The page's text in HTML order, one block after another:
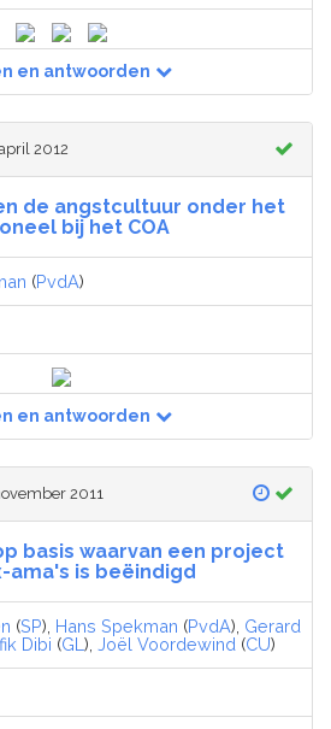
en antwoorden
2012
de angstcultuur onder het
bij het COA
(PvdA)
en antwoorden
2011
basis waarvan een project
ama's is beëindigd
(SP), Hans Spekman (PvdA), Gerard
Dibi (GL ), Joël Voordewind (CU)